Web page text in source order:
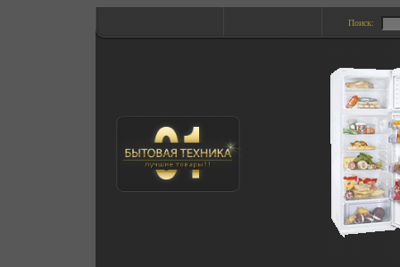
Поиск: